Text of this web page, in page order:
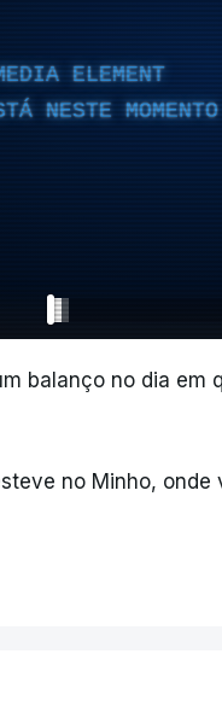
ELEMENT
NESTE
balanço no dia em
no Minho,